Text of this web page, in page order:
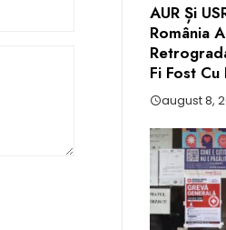
AUR Și
România
Fi Fost Cu
august 8,